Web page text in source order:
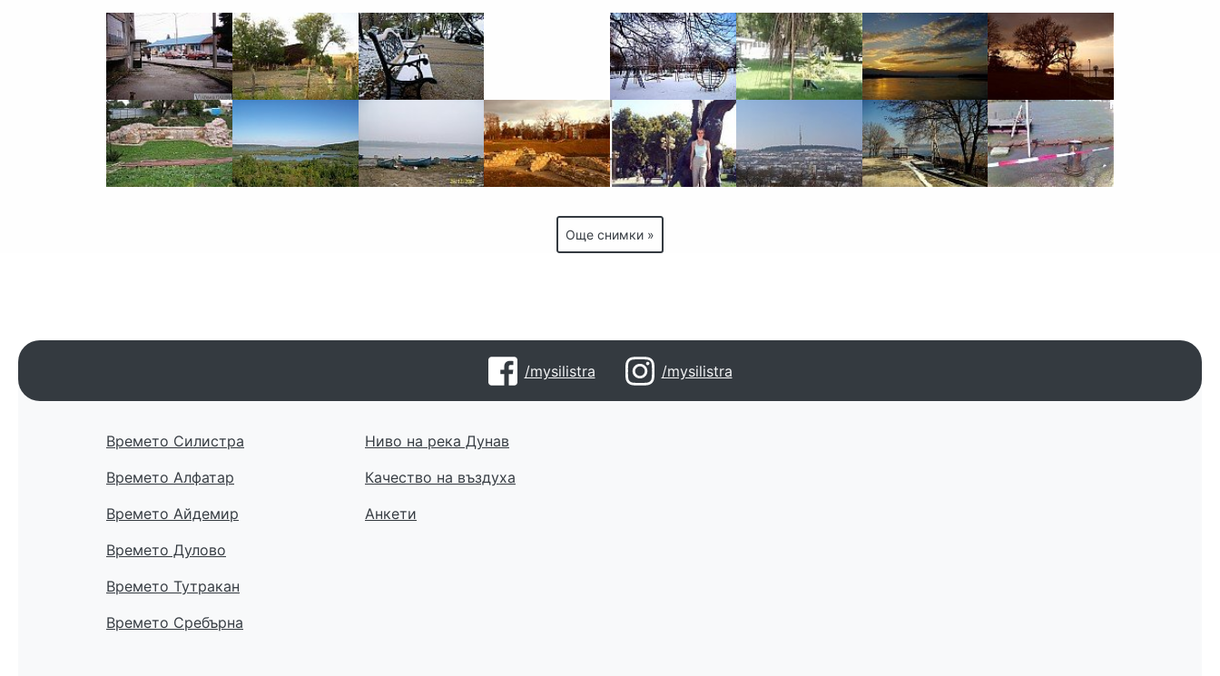
Още снимки »
/mysilistra /mysilistra
Времето Силистра
Времето Алфатар
Времето Айдемир
Времето Дулово
Времето Тутракан
Времето Сребърна
Ниво на река Дунав
Качество на въздуха
Анкети